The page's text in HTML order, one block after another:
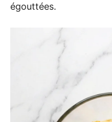
égouttées.